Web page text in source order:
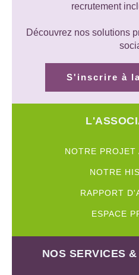
recrutement
Découvrez nos solutions
S'inscrire à
NOTRE PROJET
NOTRE
RAPPORT
ESPACE
NOS SERVICES